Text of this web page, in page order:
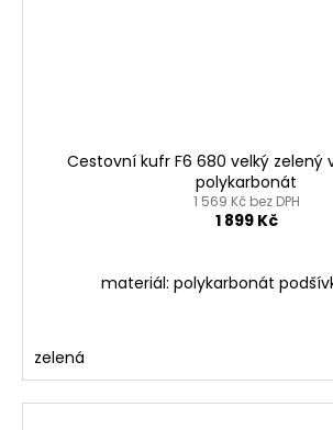
Cestovní kufr F6 680 velký zelený
polykarbonát
1 569 Kč bez DPH
1 899 Kč
materiál: polykarbonát
zelená